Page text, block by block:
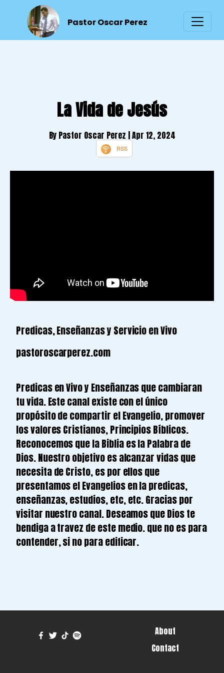
Pastor Oscar Perez
La Vida de Jesús
By Pastor Oscar Perez | Apr 12, 2024
RSS
Predicas, Enseñanzas y Servicio en Vivo
pastoroscarperez.com
Predicas en Vivo y Enseñanzas que cambiaran
tu vida. Este canal existe con el único
propósito de compartir el Evangelio, promover
los valores Cristianos, Principios Bíblicos.
Reconocemos que la Biblia es la Palabra de
Dios. Nuestro objetivo es alcanzar vidas que
necesita de Cristo, es por ellos que
presentamos el Evangelios en la predicas,
enseñanzas, estudios, etc, etc. Gracias por
visitar nuestro canal. Deseamos que Dios te
bendiga a travez de este medio. que no es para
contender, si no para edificar.
About
Contact